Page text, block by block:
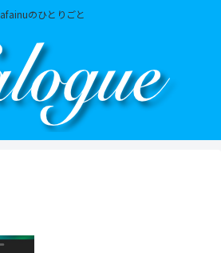
afainuのひとりごと